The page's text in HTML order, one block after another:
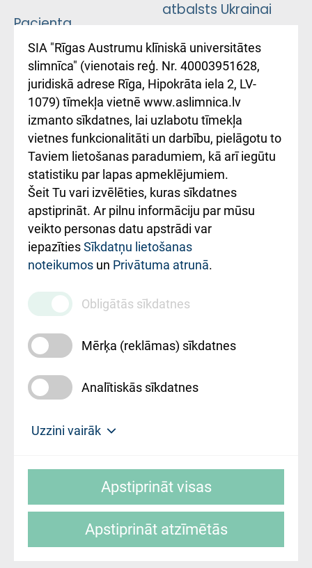
Pacienta
atsauksmju/sūdzību
iesniegšanas
kārtība
Kā pie mums nokļūt
Rēķinu apmaksas
ceļvedis
Rekvizīti un
ārstniecības
iestādes kods
010000234
Maksas
pakalpojumu
cenrādis
atbalsts Ukrainai
Підтримка Східної
лікарні та співпраця з
Україною
Mājas lapas izstrāde:
SIA "Rīgas Austrumu klīniskā universitātes
slimnīca" (vienotais reģ. Nr. 40003951628,
juridiskā adrese Rīga, Hipokrāta iela 2, LV-
1079) tīmekļa vietnē www.aslimnica.lv
izmanto sīkdatnes, lai uzlabotu tīmekļa
vietnes funkcionalitāti un darbību, pielāgotu to
Taviem lietošanas paradumiem, kā arī iegūtu
statistiku par lapas apmeklējumiem.
Šeit Tu vari izvēlēties, kuras sīkdatnes
apstiprināt. Ar pilnu informāciju par mūsu
veikto personas datu apstrādi var
iepazītiesSīkdatņu lietošanas
noteikumos un Privātuma atrunā.
Obligātās sīkdatnes
Mērķa (reklāmas) sīkdatnes
Analītiskās sīkdatnes
Uzzini vairāk
slimnīca, turpmāk – Pārzinis, sīkdatņu
sīkdatņu izmantošanas nosacījumiem.
Apstiprināt visas
Apstiprināt atzīmētās